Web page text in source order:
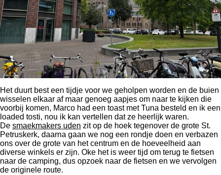
Het duurt best een tijdje voor we geholpen worden en de buien
wisselen elkaar af maar genoeg aapjes om naar te kijken die
voorbij komen, Marco had een toast met Tuna besteld en ik een
loaded tosti, nou ik kan vertellen dat ze heerlijk waren.
De smaekmakers uden zit op de hoek tegenover de grote St.
Petruskerk, daarna gaan we nog een rondje doen en verbazen
ons over de grote van het centrum en de hoeveelheid aan
diverse winkels er zijn. Oke het is weer tijd om terug te fietsen
naar de camping, dus opzoek naar de fietsen en we vervolgen
de originele route.